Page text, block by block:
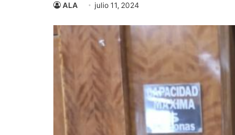
ALA julio 11, 2024